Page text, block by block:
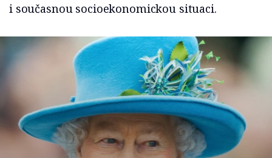
i současnou socioekonomickou situaci.